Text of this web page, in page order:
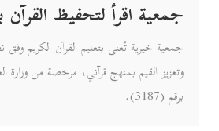
جمعية اقرأ لتحفيظ القرآن
جمعية خيرية تُعنى بتعليم القرآن الكريم
وتعزيز القيم بمنهج قرآني، مرخصة من وزارة
برقم (3187).